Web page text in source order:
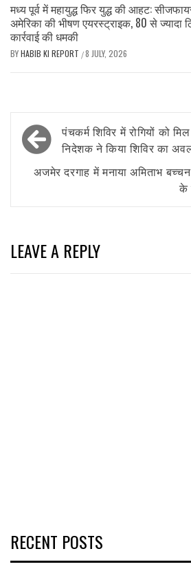
मध्य पूर्व में महायुद्ध फिर युद्ध की आहट:
अमेरिका की भीषण एयरस्ट्राइक, 80 से ज्यादा
कार्रवाई की धमकी
BYHABIB KI REPORT /8 JULY, 2026
Post
navigation
पंचकर्म शिविर में रोगियों को
निदेशक ने किया शिविर का
अजमेर दरगाह में मनाया अमिताभ
के
LEAVE A REPLY
RECENT POSTS